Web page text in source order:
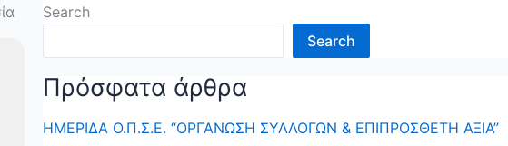
Search
Search
Πρόσφατα άρθρα
ΗΜΕΡΙΔΑ Ο.Π.Σ.Ε. “ΟΡΓΑΝΩΣΗ ΣΥΛΛΟΓΩΝ & ΕΠΙΠΡΟΣΘΕΤΗ ΑΞΙΑ”